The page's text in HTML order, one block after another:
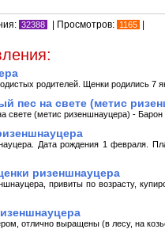
32388 | Просмотров: 1165 |
родителей. Щенки родились 7
пес на свете (метис
(метис ризеншнауцера) - Барон
Дата рождения 1 февраля.
ризеншнауцера
привиты по возрасту,
отлично выращены (в лесу, на